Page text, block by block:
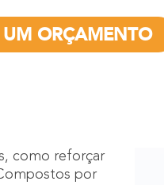
UM ORÇAMENTO
, como reforçar
por